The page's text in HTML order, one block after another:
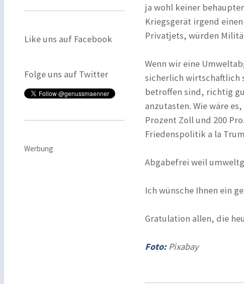
Like uns auf Facebook
Folge uns auf Twitter
Werbung
ja wohl keiner
Kriegsgerät irgend
Privatjets, würden
Wenn wir eine
sicherlich wirtschaftlich
betroffen sind, richtig
anzutasten. Wie wäre
Prozent Zoll und 200
Friedenspolitik a la
Abgabefrei weil
Ich wünsche Ihnen ein
Gratulation allen, die
Foto:Pixabay